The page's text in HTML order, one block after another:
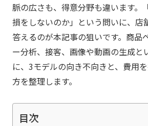
脈の広さも、得意分野も違います。
損をしないのか」という問いに、店
答えるのが本記事の狙いです。商品
ー分析、接客、画像や動画の生成と
に、3モデルの向き不向きと、費用
方を整理します。
目次